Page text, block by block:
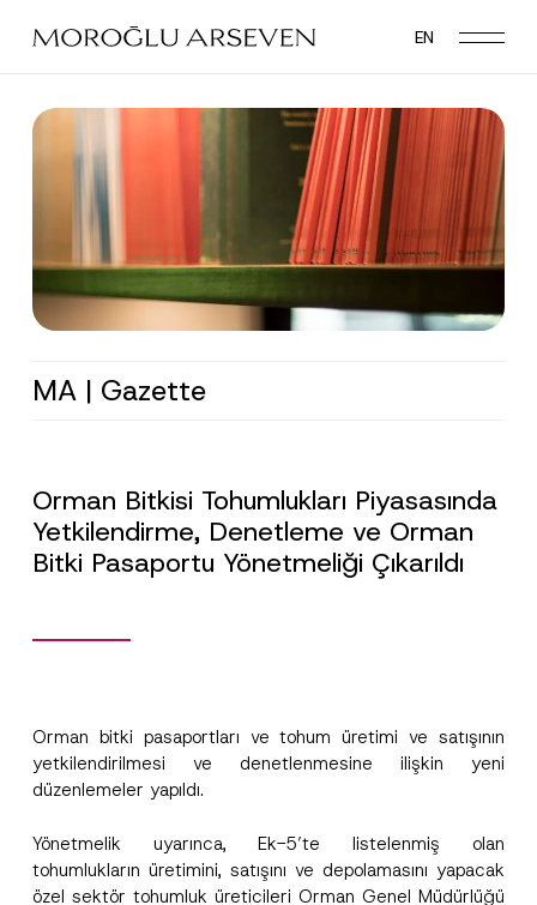
main
EN
MA | Gazette
Orman Bitkisi Tohumlukları Piyasasında
Yetkilendirme, Denetleme ve Orman
Bitki Pasaportu Yönetmeliği Çıkarıldı
Orman bitki pasaportları ve tohum üretimi ve satışının
yetkilendirilmesi ve denetlenmesine ilişkin yeni
düzenlemeler yapıldı.
Yönetmelik uyarınca, Ek-5’te listelenmiş olan
tohumlukların üretimini, satışını ve depolamasını yapacak
özel sektör tohumluk üreticileri Orman Genel Müdürlüğü